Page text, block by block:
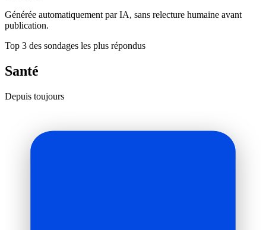
Générée automatiquement par IA, sans relecture humaine avant
publication.
Top 3 des sondages les plus répondus
Santé
Depuis toujours